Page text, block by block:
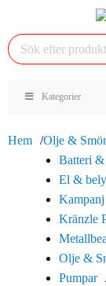
Kategorier
Hem
Olje &
Batteri &
El &
Kampanj
Kränzle
Olje &
Pumpar